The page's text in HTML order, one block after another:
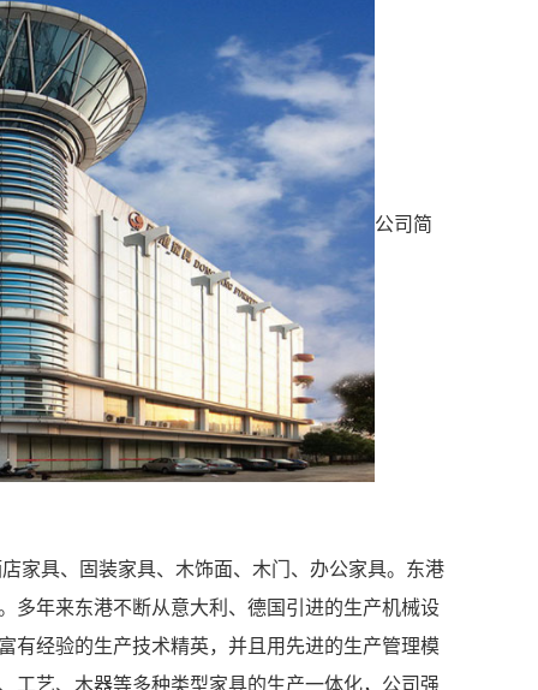
公司简
家具、固装家具、木饰面、木门、办公家具。东港
多年来东港不断从意大利、德国引进的生产机械设
有经验的生产技术精英，并且用先进的生产管理模
工艺、木器等多种类型家具的生产一体化，公司强